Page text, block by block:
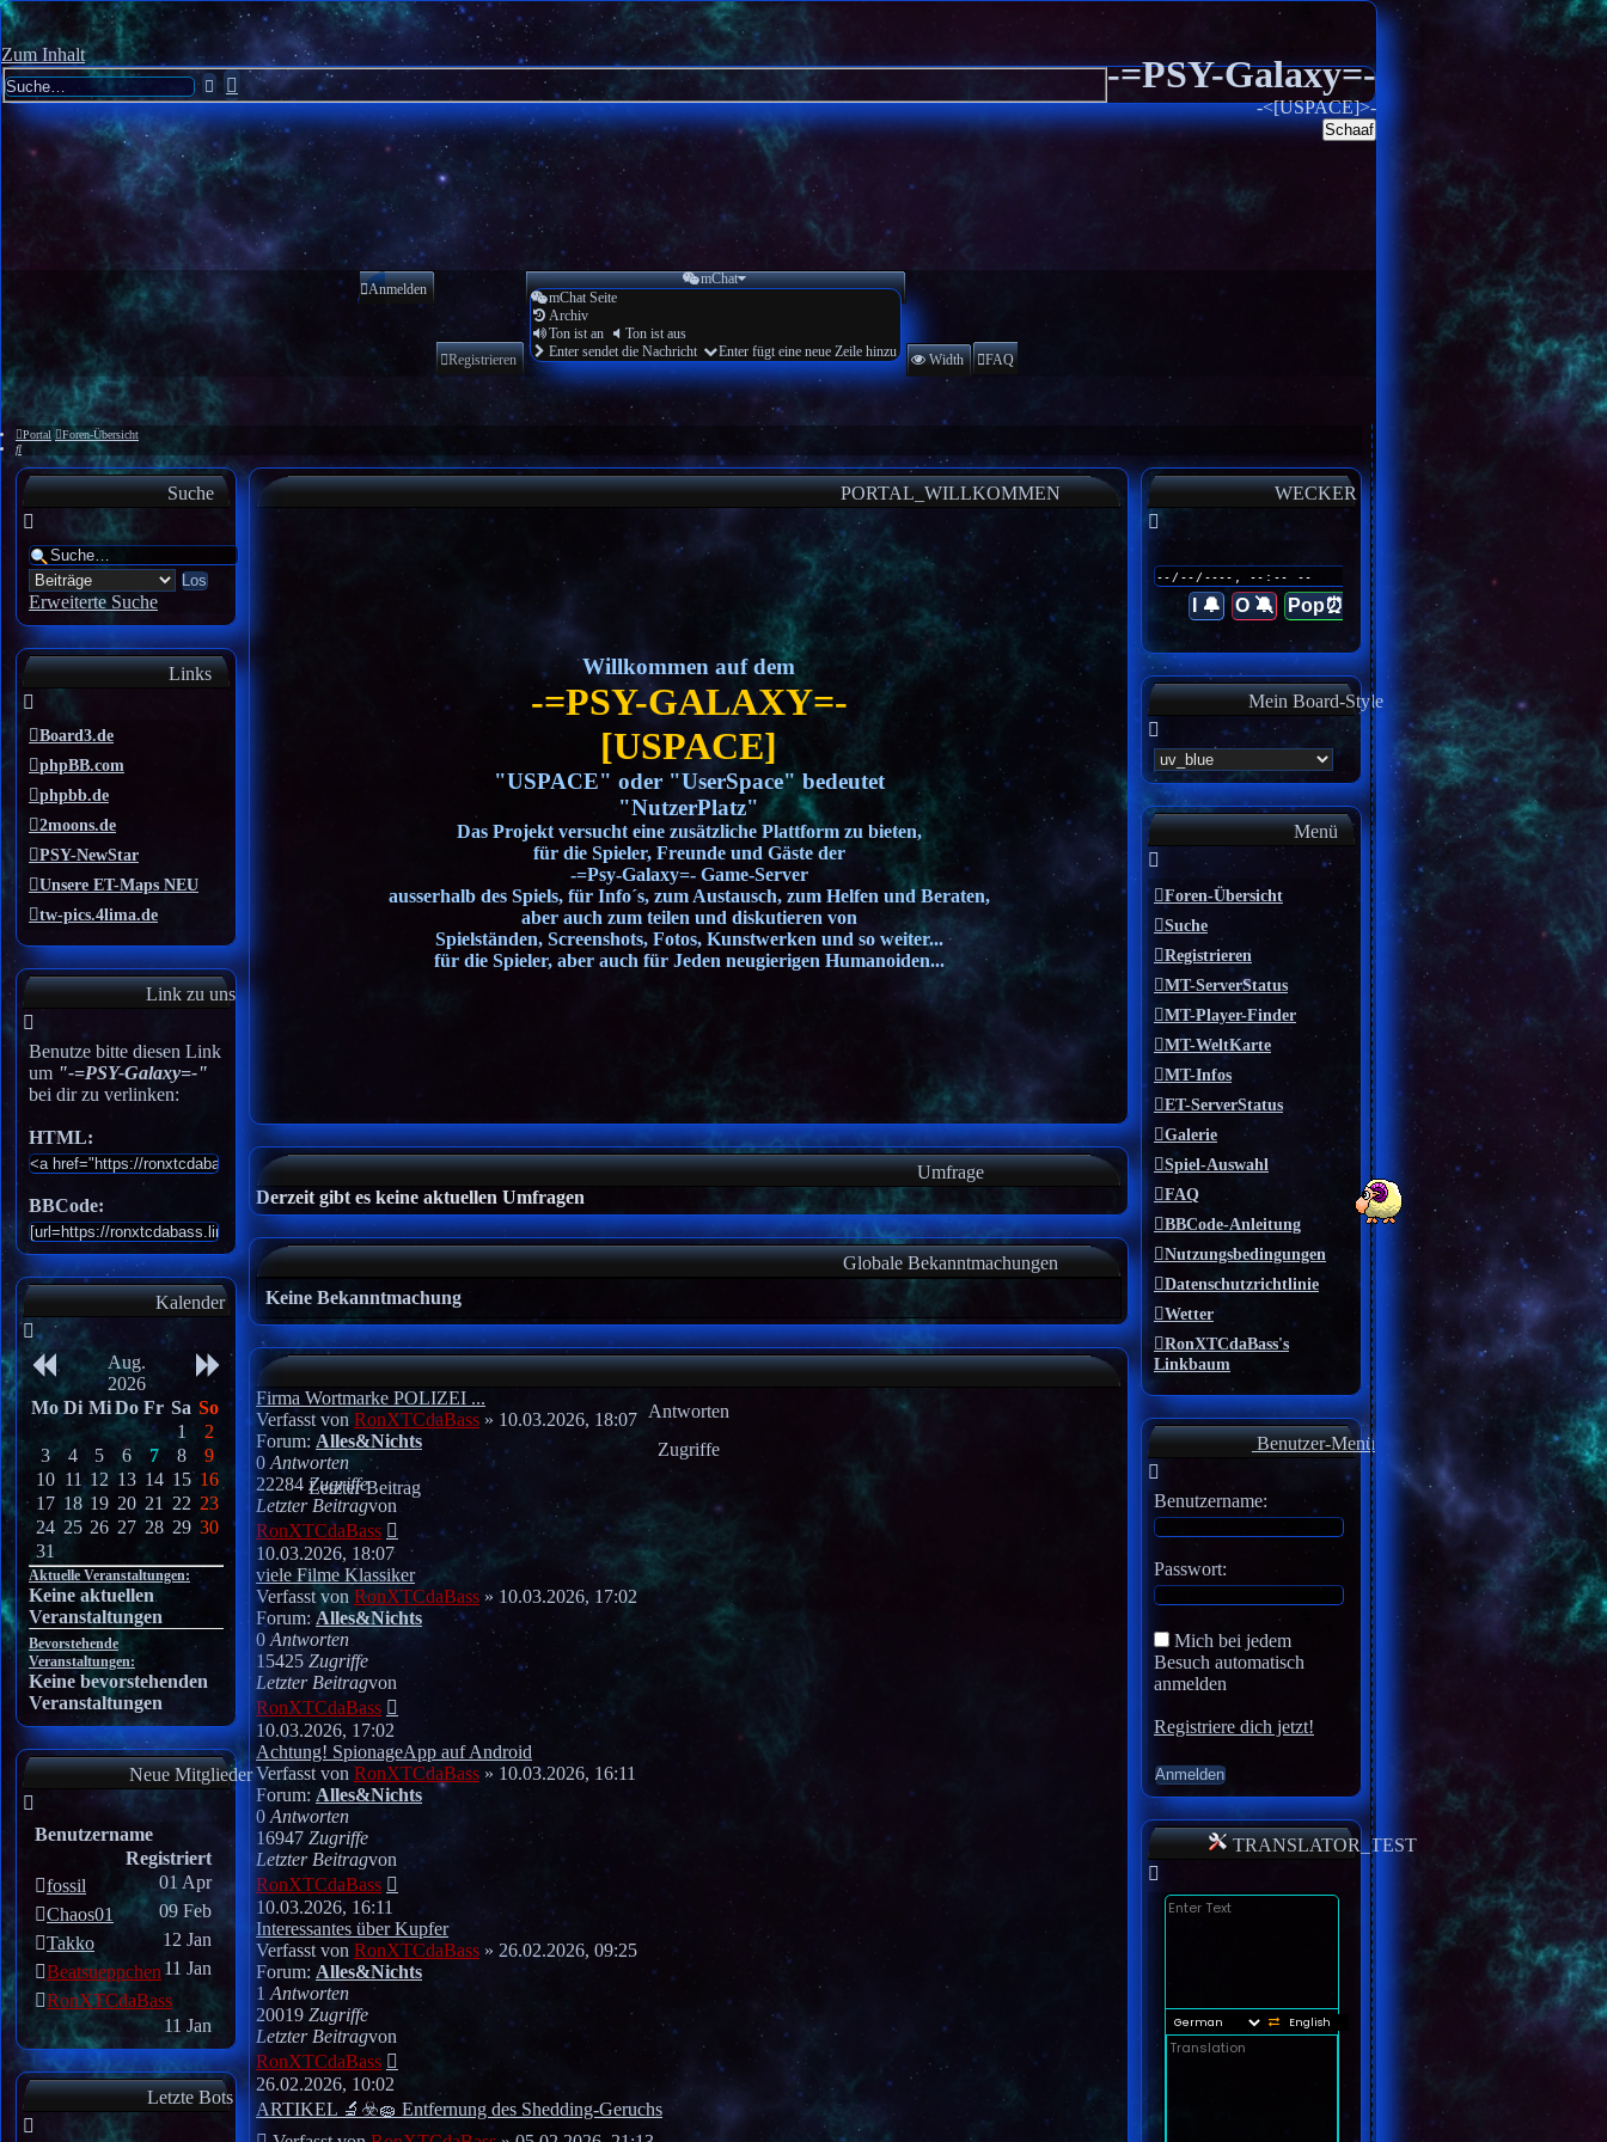
-=PSY-Galaxy=-
-<[USPACE]>-
Schaaf
Zum Inhalt
SucheErweiterte
Suche
Anmelden
Registrieren
mChat
mChat Seite
Archiv
Ton ist an
Ton ist aus
Enter sendet die Nachricht
Enter fügt eine neue Zeile hinzu Width FAQ
Portal
Foren-Übersicht
Suche
PORTAL_WILLKOMMEN
Willkommen auf dem
-=PSY-GALAXY=-
[USPACE]
"USPACE" oder "UserSpace" bedeutet
"NutzerPlatz"
Das Projekt versucht eine zusätzliche Plattform zu bieten,
für die Spieler, Freunde und Gäste der
-=Psy-Galaxy=- Game-Server
ausserhalb des Spiels, für Info´s, zum Austausch, zum Helfen und Beraten,
aber auch zum teilen und diskutieren von
Spielständen, Screenshots, Fotos, Kunstwerken und so weiter...
für die Spieler, aber auch für Jeden neugierigen Humanoiden...
Umfrage
Derzeit gibt es keine aktuellen Umfragen
Globale Bekanntmachungen
Keine Bekanntmachung
Antworten
Zugriffe
Letzter Beitrag
Firma Wortmarke POLIZEI ...
Verfasst von RonXTCdaBass » 10.03.2026, 18:07
Forum: Alles&Nichts
0 Antworten
22284 Zugriffe
Letzter Beitragvon
RonXTCdaBass
Neuester
Beitrag
10.03.2026, 18:07
viele Filme Klassiker
Verfasst von RonXTCdaBass » 10.03.2026, 17:02
Forum: Alles&Nichts
0 Antworten
15425Zugriffe
Letzter Beitragvon
RonXTCdaBass
10.03.2026, 17:02
Achtung! SpionageApp auf Android
Verfasst von RonXTCdaBass » 10.03.2026, 16:11
Forum: Alles&Nichts
0 Antworten
16947 Zugriffe
Letzter Beitragvon
RonXTCdaBass
10.03.2026, 16:11
Interessantes über Kupfer
Verfasst von RonXTCdaBass » 26.02.2026, 09:25
Forum: Alles&Nichts
1 Antworten
20019 Zugriffe
Letzter Beitragvon
RonXTCdaBass
26.02.2026, 10:02
ARTIKEL 🔬☣️🧽 Entfernung des Shedding-Geruchs
Suche
Erweiterte Suche
Links
Board3.de
phpBB.com
phpbb.de
2moons.de
PSY-NewStar
Unsere ET-Maps NEU
tw-pics.4lima.de
Link zu uns
Benutze bitte diesen Link
um "-=PSY-Galaxy=-"
bei dir zu verlinken:
HTML:
BBCode:
Kalender
Aug.
2026
Mo Di Mi Do Fr Sa So
1
2
3
4 5 6 7 8
9
10 11 12 13 14 15 16
17 18 19 20 21 22 23
24 25 26 27 28 29 30
31
Aktuelle Veranstaltungen:
Keine aktuellen
Veranstaltungen
Bevorstehende
Veranstaltungen:
Keine bevorstehenden
Veranstaltungen
Neue Mitglieder
Benutzername
Registriert
fossil
01 Apr
Chaos01
09 Feb
Takko
12 Jan
Beatsueppchen 11 Jan
RonXTCdaBass
11 Jan
Letzte Bots
WECKER
I 🔔 O 🔕 Pop⏰
Mein Board-Style
Menü
Foren-Übersicht
Suche
Registrieren
MT-ServerStatus
MT-Player-Finder
MT-WeltKarte
MT-Infos
ET-ServerStatus
Galerie
Spiel-Auswahl
FAQ
BBCode-Anleitung
Nutzungsbedingungen
Datenschutzrichtlinie
Wetter
RonXTCdaBass's
Linkbaum
Benutzer-Menü
Benutzername:
Passwort:
Mich bei jedem
Besuch automatisch
anmelden
Registriere dich jetzt!
TRANSLATOR_TEST